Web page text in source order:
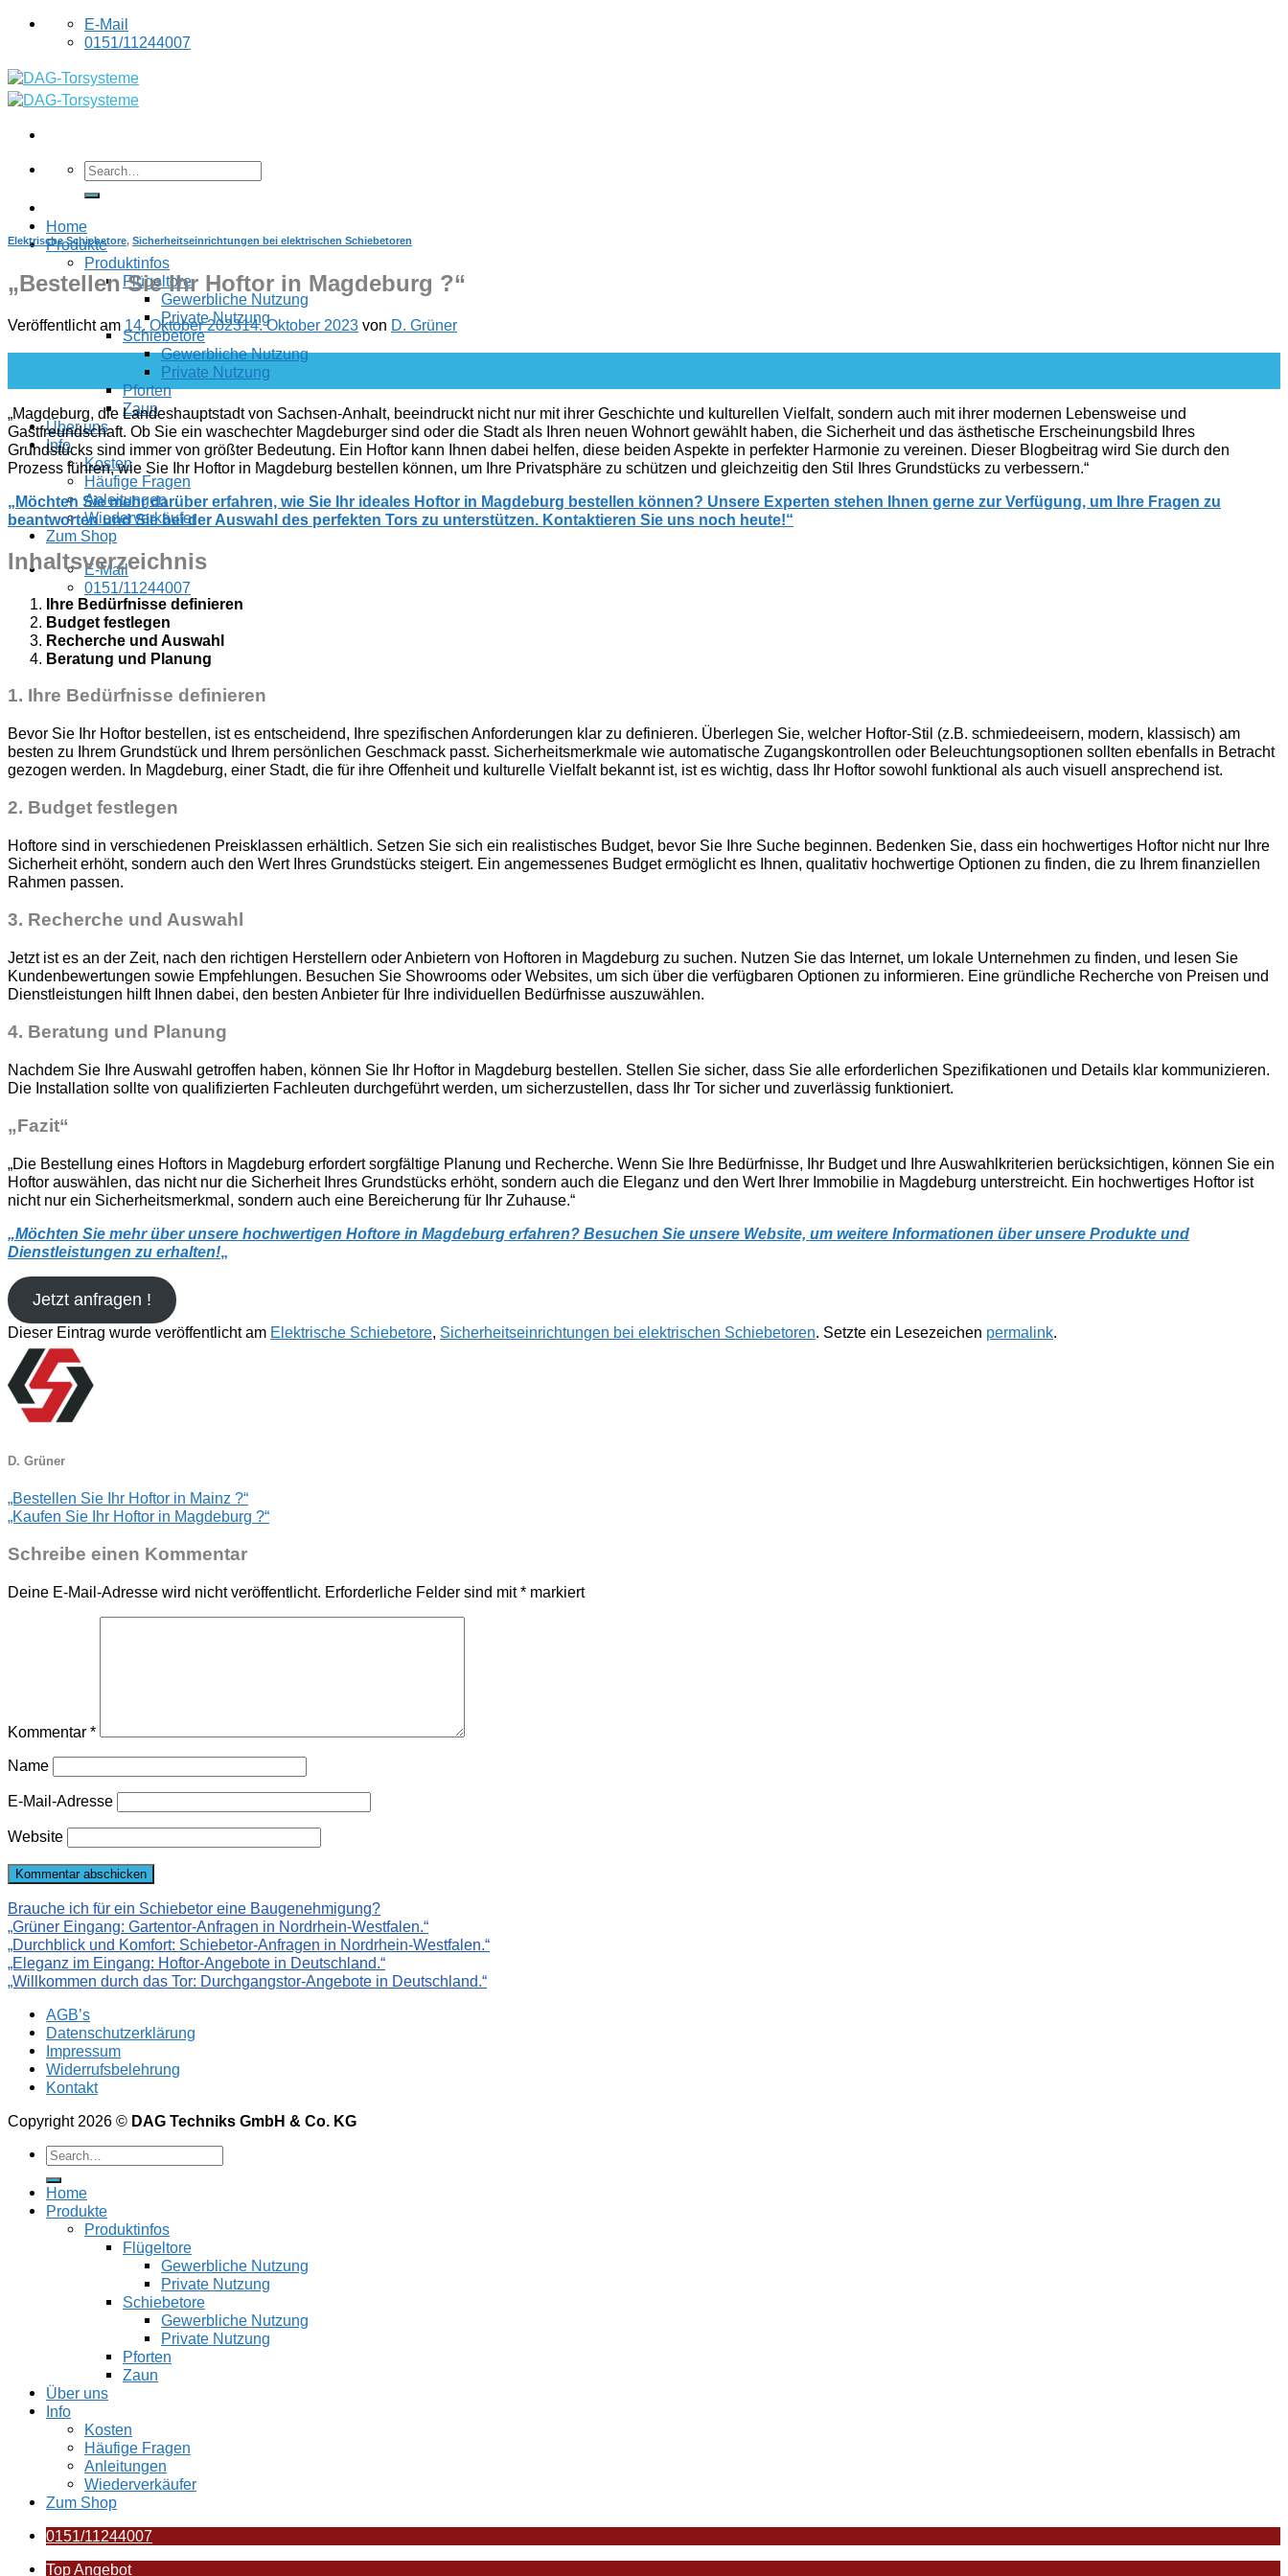
Skip
E-Mail
0151/11244007
Home
Produkte
Produktinfos
Flügeltore
Gewerbliche Nutzung
Private Nutzung
Schiebetore
Gewerbliche Nutzung
Private Nutzung
Pforten
Zaun
Über uns
Info
Kosten
Häufige Fragen
Anleitungen
Wiederverkäufer
Zum Shop
E-Mail
0151/11244007
Elektrische Schiebetore, Sicherheitseinrichtungen bei elektrischen Schiebetoren
„Bestellen Sie Ihr Hoftor in Magdeburg ?“
Veröffentlicht am 14. Oktober 202314. Oktober 2023 von D. Grüner
„Magdeburg, die Landeshauptstadt von Sachsen-Anhalt, beeindruckt nicht nur mit ihrer Geschichte und kulturellen Vielfalt, sondern auch mit ihrer modernen Lebensweise und
Gastfreundschaft. Ob Sie ein waschechter Magdeburger sind oder die Stadt als Ihren neuen Wohnort gewählt haben, die Sicherheit und das ästhetische Erscheinungsbild Ihres
Grundstücks sind immer von größter Bedeutung. Ein Hoftor kann Ihnen dabei helfen, diese beiden Aspekte in perfekter Harmonie zu vereinen. Dieser Blogbeitrag wird Sie durch den
Prozess führen, wie Sie Ihr Hoftor in Magdeburg bestellen können, um Ihre Privatsphäre zu schützen und gleichzeitig den Stil Ihres Grundstücks zu verbessern.“
„Möchten Sie mehr darüber erfahren, wie Sie Ihr ideales Hoftor in Magdeburg bestellen können? Unsere Experten stehen Ihnen gerne zur Verfügung, um Ihre Fragen zu
beantworten und Sie bei der Auswahl des perfekten Tors zu unterstützen. Kontaktieren Sie uns noch heute!“
Inhaltsverzeichnis
Ihre Bedürfnisse definieren
Budget festlegen
Recherche und Auswahl
Beratung und Planung
1. Ihre Bedürfnisse definieren
Bevor Sie Ihr Hoftor bestellen, ist es entscheidend, Ihre spezifischen Anforderungen klar zu definieren. Überlegen Sie, welcher Hoftor-Stil (z.B. schmiedeeisern, modern, klassisch) am
besten zu Ihrem Grundstück und Ihrem persönlichen Geschmack passt. Sicherheitsmerkmale wie automatische Zugangskontrollen oder Beleuchtungsoptionen sollten ebenfalls in Betracht
gezogen werden. In Magdeburg, einer Stadt, die für ihre Offenheit und kulturelle Vielfalt bekannt ist, ist es wichtig, dass Ihr Hoftor sowohl funktional als auch visuell ansprechend ist.
2. Budget festlegen
Hoftore sind in verschiedenen Preisklassen erhältlich. Setzen Sie sich ein realistisches Budget, bevor Sie Ihre Suche beginnen. Bedenken Sie, dass ein hochwertiges Hoftor nicht nur Ihre
Sicherheit erhöht, sondern auch den Wert Ihres Grundstücks steigert. Ein angemessenes Budget ermöglicht es Ihnen, qualitativ hochwertige Optionen zu finden, die zu Ihrem finanziellen
Rahmen passen.
3. Recherche und Auswahl
Jetzt ist es an der Zeit, nach den richtigen Herstellern oder Anbietern von Hoftoren in Magdeburg zu suchen. Nutzen Sie das Internet, um lokale Unternehmen zu finden, und lesen Sie
Kundenbewertungen sowie Empfehlungen. Besuchen Sie Showrooms oder Websites, um sich über die verfügbaren Optionen zu informieren. Eine gründliche Recherche von Preisen und
Dienstleistungen hilft Ihnen dabei, den besten Anbieter für Ihre individuellen Bedürfnisse auszuwählen.
4. Beratung und Planung
Nachdem Sie Ihre Auswahl getroffen haben, können Sie Ihr Hoftor in Magdeburg bestellen. Stellen Sie sicher, dass Sie alle erforderlichen Spezifikationen und Details klar kommunizieren.
Die Installation sollte von qualifizierten Fachleuten durchgeführt werden, um sicherzustellen, dass Ihr Tor sicher und zuverlässig funktioniert.
„Fazit“
„Die Bestellung eines Hoftors in Magdeburg erfordert sorgfältige Planung und Recherche. Wenn Sie Ihre Bedürfnisse, Ihr Budget und Ihre Auswahlkriterien berücksichtigen, können Sie ein
Hoftor auswählen, das nicht nur die Sicherheit Ihres Grundstücks erhöht, sondern auch die Eleganz und den Wert Ihrer Immobilie in Magdeburg unterstreicht. Ein hochwertiges Hoftor ist
nicht nur ein Sicherheitsmerkmal, sondern auch eine Bereicherung für Ihr Zuhause.“
„Möchten Sie mehr über unsere hochwertigen Hoftore in Magdeburg erfahren? Besuchen Sie unsere Website, um weitere Informationen über unsere Produkte und
Dienstleistungen zu erhalten!„
Jetzt anfragen !
Dieser Eintrag wurde veröffentlicht am Elektrische Schiebetore, Sicherheitseinrichtungen bei elektrischen Schiebetoren. Setzte ein Lesezeichen permalink.
D. Grüner
„Bestellen Sie Ihr Hoftor in Mainz ?“
„Kaufen Sie Ihr Hoftor in Magdeburg ?“
Schreibe einen Kommentar
Deine E-Mail-Adresse wird nicht veröffentlicht. Erforderliche Felder sind mit* markiert
Kommentar *
Name
E-Mail-Adresse
Website
Brauche ich für ein Schiebetor eine Baugenehmigung?
„Grüner Eingang: Gartentor-Anfragen in Nordrhein-Westfalen.“
„Durchblick und Komfort: Schiebetor-Anfragen in Nordrhein-Westfalen.“
„Eleganz im Eingang: Hoftor-Angebote in Deutschland.“
„Willkommen durch das Tor: Durchgangstor-Angebote in Deutschland.“
AGB’s
Datenschutzerklärung
Impressum
Widerrufsbelehrung
Kontakt
Copyright 2026 © DAG Techniks GmbH & Co. KG
Home
Produkte
Produktinfos
Flügeltore
Gewerbliche Nutzung
Private Nutzung
Schiebetore
Gewerbliche Nutzung
Private Nutzung
Pforten
Zaun
Über uns
Info
Kosten
Häufige Fragen
Anleitungen
Wiederverkäufer
Zum Shop
0151/11244007
Top Angebot